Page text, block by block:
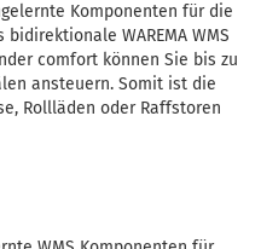
Komponenten für die
WAREMA WMS
comfort können Sie bis zu
ansteuern. Somit ist die
Rollläden oder Raffstoren